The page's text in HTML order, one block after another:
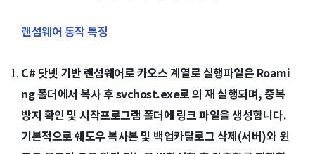
랜섬웨어 동작 특징
C# 닷넷 기반 랜섬웨어로 카오스 계열로 실행파일은 Roami
ng 폴더에서 복사 후 svchost.exe로 의 재 실행되며, 중복
방지 확인 및 시작프로그램 폴더에 링크 파일을 생성합니다.
기본적으로 쉐도우 복사본 및 백업카탈로그 삭제(서버)와 윈